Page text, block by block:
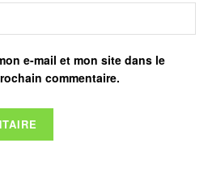
e-mail et mon site dans le
commentaire.